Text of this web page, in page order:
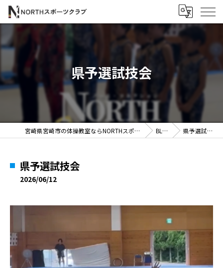
県予選試技会
宮崎県宮崎市の体操教室ならNORTHスポーツクラブ BLOG 県予選試技会
県予選試技会
2026/06/12